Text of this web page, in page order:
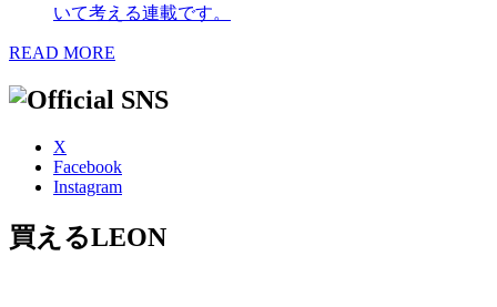
いて考える連載です。
READ MORE
X
Facebook
Instagram
買えるLEON